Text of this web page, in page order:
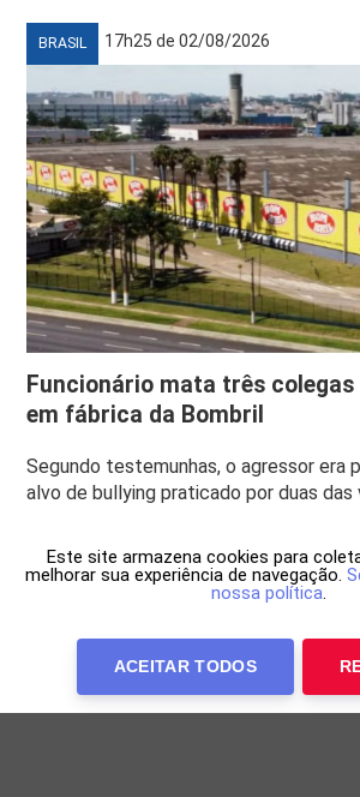
BRASIL 17h25 de 02/08/2026
Funcionário mata três
em fábrica da Bombril
Segundo testemunhas, o agressor era
alvo de bullying praticado por duas das
Este site armazena cookies para
melhorar sua experiência de navegação.
nossa política.
ACEITAR TODOS